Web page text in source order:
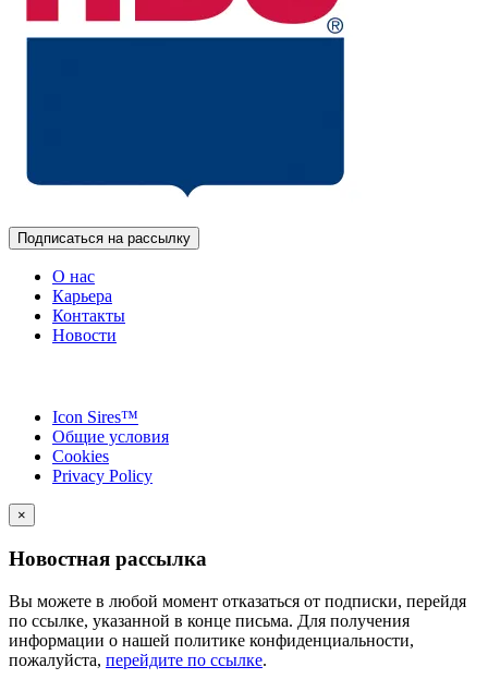
Подписаться на рассылку
О нас
Карьера
Контакты
Новости
Icon Sires™
Общие условия
Cookies
Privacy Policy
×
Новостная рассылка
Вы можете в любой момент отказаться от подписки, перейдя
по ссылке, указанной в конце письма. Для получения
информации о нашей политике конфиденциальности,
пожалуйста, перейдите по ссылке.